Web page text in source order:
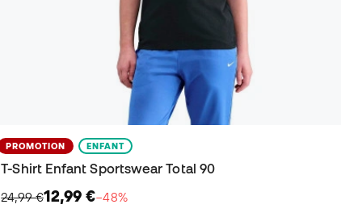
PROMOTION ENFANT
T-Shirt Enfant Sportswear Total 90
24,99 €12,99 €−48%